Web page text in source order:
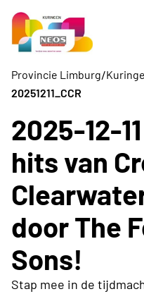
Provincie Limburg/
20251211_CCR
2025-12-
hits van
door The
Sons!
Stap mee in de